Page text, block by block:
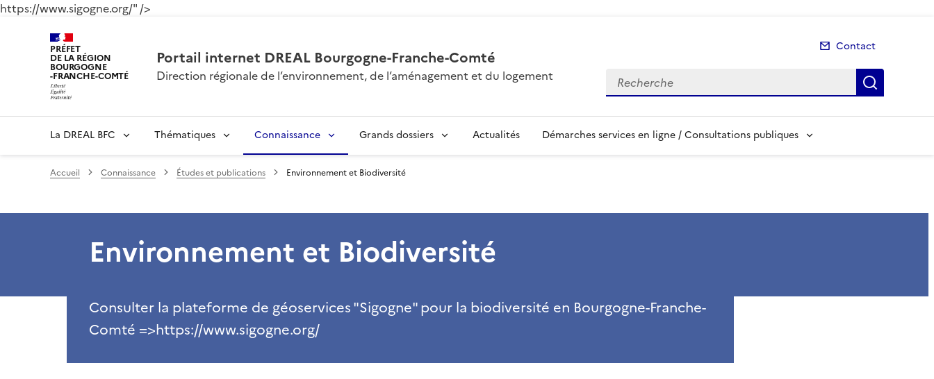
https://www.sigogne.org/" />
PRÉFET
DE LA RÉGION
BOURGOGNE
-FRANCHE-COMTÉ
Portail internet DREAL Bourgogne-Franche-Comté
Direction régionale de l’environnement, de l’aménagement et du logement
Contact
Recherche
La DREAL BFC Thématiques Connaissance Grands dossiers Actualités Démarches services en ligne / Consultations publiques
Accueil Connaissance Études et publications Environnement et Biodiversité
Environnement et Biodiversité
Consulter la plateforme de géoservices "Sigogne" pour la biodiversité en Bourgogne-Franche-
Comté =>https://www.sigogne.org/